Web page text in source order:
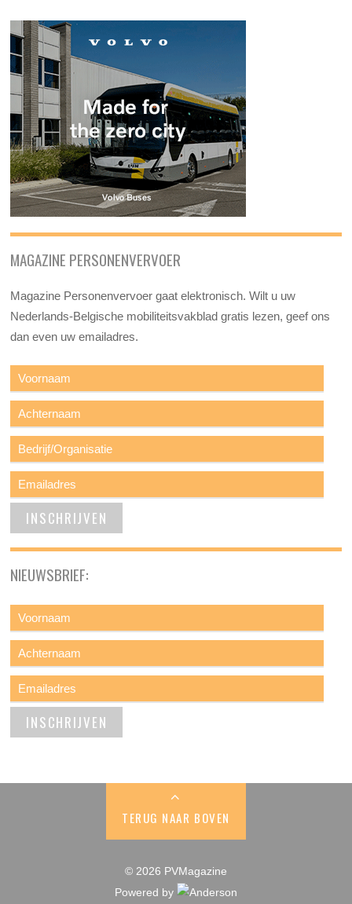
MAGAZINE PERSONENVERVOER
Magazine Personenvervoer gaat elektronisch. Wilt u uw
Nederlands-Belgische mobiliteitsvakblad gratis lezen, geef ons
dan even uw emailadres.
NIEUWSBRIEF:
TERUG NAAR BOVEN
© 2026 PVMagazine
Powered by